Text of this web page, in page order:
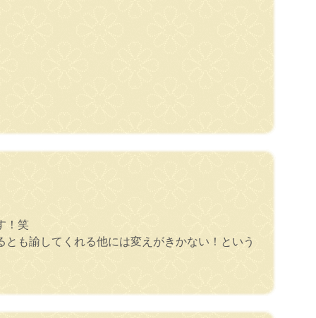
！笑
も諭してくれる他には変えがきかない！という